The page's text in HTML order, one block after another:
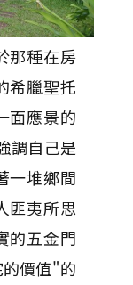
那種在房
希臘聖托
面應景的
調自己是
一堆鄉間
匪夷所思
的五金門
價值"的